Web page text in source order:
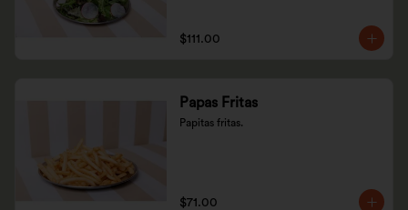
$111.00
Papas Fritas
Papitas fritas.
$71.00